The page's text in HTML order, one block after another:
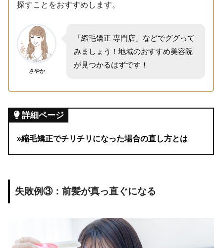
探すことをおすすめします。
さやか
「縮毛矯正 専門店」などでググって
みましょう！地域のおすすめ美容院
が見つかるはずです！
詳細ページ
»縮毛矯正でチリチリになった場合の直し方とは
失敗例③：前髪が真っ直ぐになる